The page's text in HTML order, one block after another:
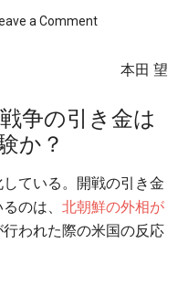
a Comment
本田 望
争の引き金は
か？
ている。開戦の引き金
るのは、北朝鮮の外相が
われた際の米国の反応